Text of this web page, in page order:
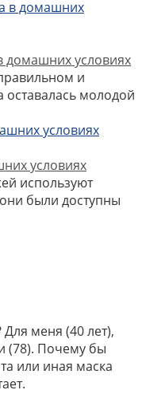
домашних условиях
и
молодой
условиях
используют
были доступны
меня (40 лет),
(78). Почему бы
или иная маска